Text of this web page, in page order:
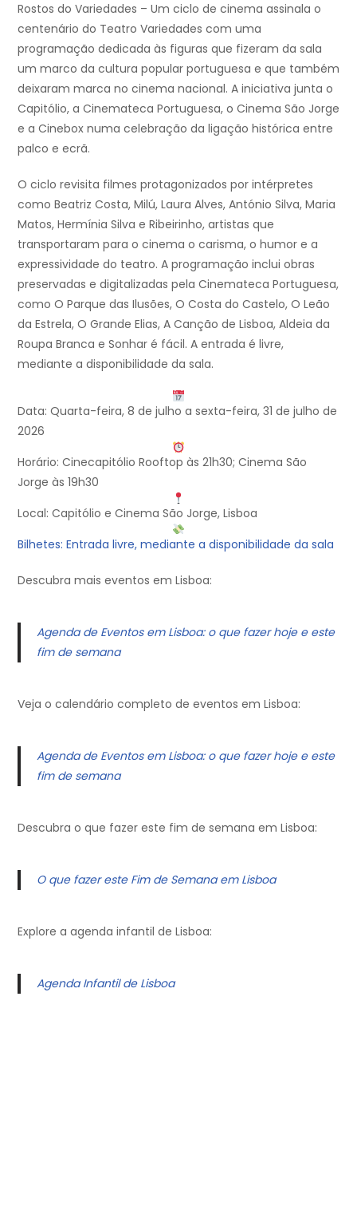
Rostos do Variedades – Um ciclo de cinema assinala o
centenário do Teatro Variedades com uma
programação dedicada às figuras que fizeram da sala
um marco da cultura popular portuguesa e que também
deixaram marca no cinema nacional. A iniciativa junta o
Capitólio, a Cinemateca Portuguesa, o Cinema São Jorge
e a Cinebox numa celebração da ligação histórica entre
palco e ecrã.
O ciclo revisita filmes protagonizados por intérpretes
como Beatriz Costa, Milú, Laura Alves, António Silva, Maria
Matos, Hermínia Silva e Ribeirinho, artistas que
transportaram para o cinema o carisma, o humor e a
expressividade do teatro. A programação inclui obras
preservadas e digitalizadas pela Cinemateca Portuguesa,
como O Parque das Ilusões, O Costa do Castelo, O Leão
da Estrela, O Grande Elias, A Canção de Lisboa, Aldeia da
Roupa Branca e Sonhar é fácil. A entrada é livre,
mediante a disponibilidade da sala.
Data: Quarta-feira, 8 de julho a sexta-feira, 31 de julho de
2026
Horário: Cinecapitólio Rooftop às 21h30; Cinema São
Jorge às 19h30
Local: Capitólio e Cinema São Jorge, Lisboa
Bilhetes: Entrada livre, mediante a disponibilidade da sala
Descubra mais eventos em Lisboa:
Agenda de Eventos em Lisboa: o que fazer hoje e este
fim de semana
Veja o calendário completo de eventos em Lisboa:
Agenda de Eventos em Lisboa: o que fazer hoje e este
fim de semana
Descubra o que fazer este fim de semana em Lisboa:
O que fazer este Fim de Semana em Lisboa
Explore a agenda infantil de Lisboa:
Agenda Infantil de Lisboa